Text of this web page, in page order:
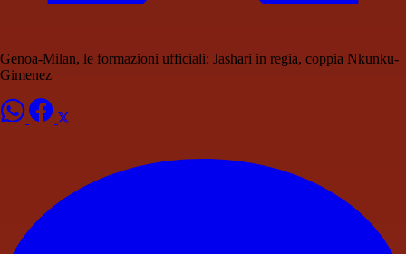
Genoa-Milan, le formazioni ufficiali: Jashari in regia, coppia Nkunku-
Gimenez